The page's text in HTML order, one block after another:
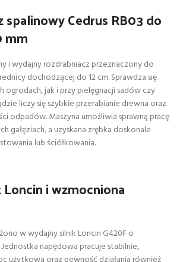
spalinowy Cedrus RB03 do
mm
i wydajny rozdrabniacz przeznaczony do
dochodzącej do 12 cm. Sprawdza się
ogrodach, jak i przy pielęgnacji sadów czy
liczy się szybkie przerabianie drewna oraz
odpadów. Maszyna umożliwia sprawną pracę
gałęziach, a uzyskana zrębka doskonale
lub ściółkowania.
i wzmocniona
w wydajny silnik Loncin G420F o
napędowa pracuje stabilnie,